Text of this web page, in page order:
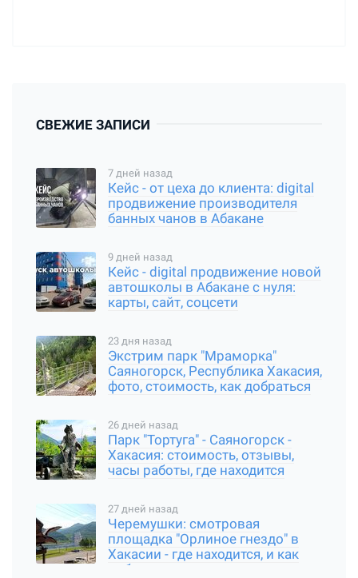
СВЕЖИЕ ЗАПИСИ
7 дней назад
Кейс - от цеха до клиента: digital
продвижение производителя
банных чанов в Абакане
9 дней назад
Кейс - digital продвижение новой
автошколы в Абакане с нуля:
карты, сайт, соцсети
23 дня назад
Экстрим парк "Мраморка"
Саяногорск, Республика Хакасия,
фото, стоимость, как добраться
26 дней назад
Парк "Тортуга" - Саяногорск -
Хакасия: стоимость, отзывы,
часы работы, где находится
27 дней назад
Черемушки: смотровая
площадка "Орлиное гнездо" в
Хакасии - где находится, и как
добраться